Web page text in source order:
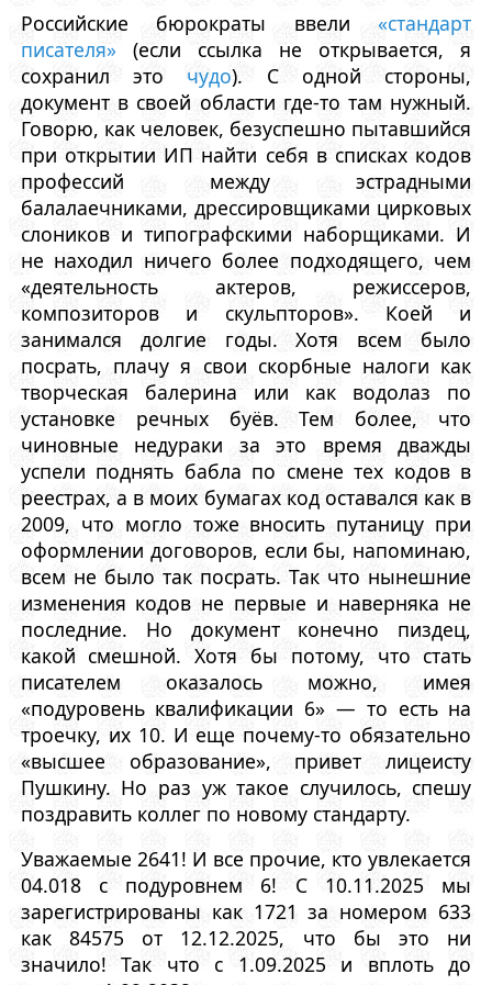
Российские бюрократы ввели«стандарт
писателя»(если ссылка не открывается, я
сохранил это чудо). С одной стороны,
документ в своей области где-то там нужный.
Говорю, как человек, безуспешно пытавшийся
при открытии ИП найти себя в списках кодов
профессий между эстрадными
балалаечниками, дрессировщиками цирковых
слоников и типографскими наборщиками. И
не находил ничего более подходящего, чем
«деятельность актеров, режиссеров,
композиторов и скульпторов». Коей и
занимался долгие годы. Хотя всем было
посрать, плачу я свои скорбные налоги как
творческая балерина или как водолаз по
установке речных буёв. Тем более, что
чиновные недураки за это время дважды
успели поднять бабла по смене тех кодов в
реестрах, а в моих бумагах код оставался как в
2009, что могло тоже вносить путаницу при
оформлении договоров, если бы, напоминаю,
всем не было так посрать. Так что нынешние
изменения кодов не первые и наверняка не
последние. Но документ конечно пиздец,
какой смешной. Хотя бы потому, что стать
писателем оказалось можно, имея
«подуровень квалификации 6» — то есть на
троечку, их 10. И еще почему-то обязательно
«высшее образование», привет лицеисту
Пушкину. Но раз уж такое случилось, спешу
поздравить коллег по новому стандарту.
Уважаемые 2641! И все прочие, кто увлекается
04.018 с подуровнем 6! С 10.11.2025 мы
зарегистрированы как 1721 за номером 633
как 84575 от 12.12.2025, что бы это ни
значило! Так что с 1.09.2025 и вплоть до